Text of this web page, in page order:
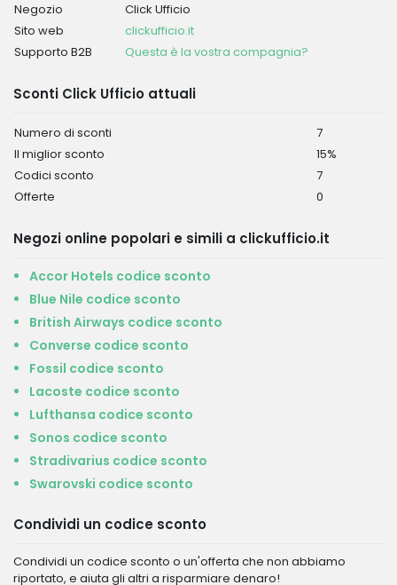
Negozio
Click Ufficio
Sito web
clickufficio.it
Supporto B2B
Questa è la vostra compagnia?
Sconti Click Ufficio attuali
Numero di sconti
7
Il miglior sconto
15%
Codici sconto
7
Offerte
0
Negozi online popolari e simili a clickufficio.it
Accor Hotels codice sconto
Blue Nile codice sconto
British Airways codice sconto
Converse codice sconto
Fossil codice sconto
Lacoste codice sconto
Lufthansa codice sconto
Sonos codice sconto
Stradivarius codice sconto
Swarovski codice sconto
Condividi un codice sconto
Condividi un codice sconto o un'offerta che non abbiamo
riportato, e aiuta gli altri a risparmiare denaro!